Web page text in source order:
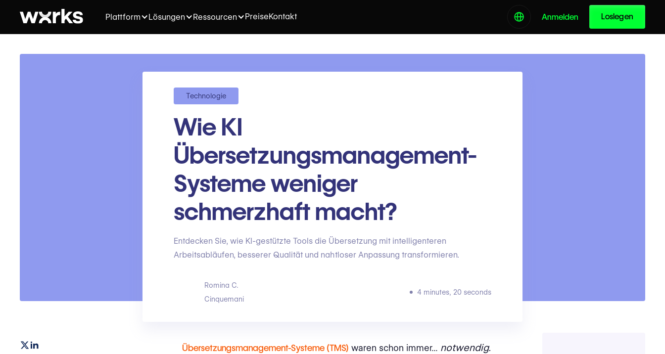
Plattform Lösungen Ressourcen PreiseKontakt Anmelden Loslegen
Technologie
Wie KI
Übersetzungsmanagement-
Systeme weniger
schmerzhaft macht?
Entdecken Sie, wie KI-gestützte Tools die Übersetzung mit intelligenteren
Arbeitsabläufen, besserer Qualität und nahtloser Anpassung transformieren.
Romina C.
Cinquemani
4 minutes, 20 seconds
Übersetzungsmanagement-Systeme (TMS) waren schon immer... notwendig.